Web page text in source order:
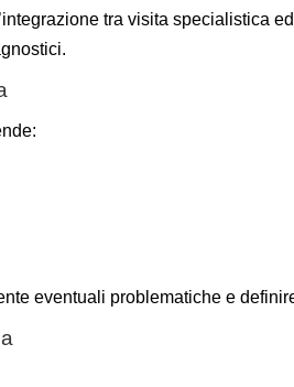
tra visita specialistica
eventuali problematiche e